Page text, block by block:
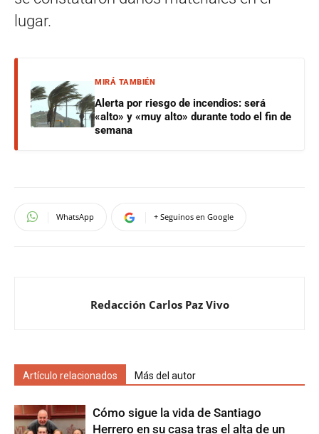
lugar.
MIRÁ TAMBIÉN
Alerta por riesgo de incendios: será
«alto» y «muy alto» durante todo el fin de
semana
WhatsApp + Seguinos en Google
Redacción Carlos Paz Vivo
Artículo relacionados Más del autor
Cómo sigue la vida de Santiago
Herrero en su casa tras el alta de un